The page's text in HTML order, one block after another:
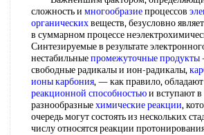
сложность и многообразиепроцессов
органическихвеществ, безусловно
в суммарном процессе
Синтезируемые в результате
нестабильныепромежуточные продукты
свободные радикалы и ион-радикалы,
ионы карбония, — как правило, обладают
реакционной способностьюи вступают в
разнообразныехимические реакции,
очередь могут состоять из нескольких
числу относятся реакции